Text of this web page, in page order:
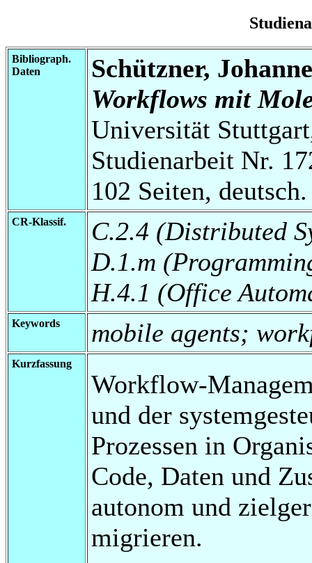
Bibliograph.
Daten
Schützner,
Workflows mit
Universität
Studienarbeit Nr.
102 Seiten, deutsch.
CR-Klassif.
C.2.4 (Distributed
D.1.m
H.4.1 (Office
Keywords mobile agents;
Kurzfassung
Workflow-
und der
Prozessen in
Code, Daten und
autonom und
migrieren.